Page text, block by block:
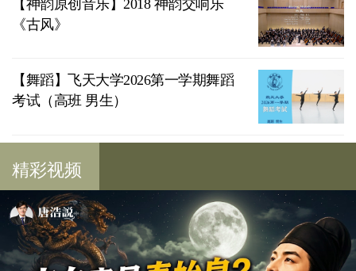
【神韵原创音乐】2018 神韵交响乐
《古风》
【舞蹈】飞天大学2026第一学期舞蹈
考试（高班 男生）
精彩视频